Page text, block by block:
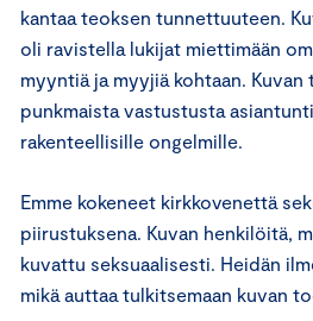
kantaa teoksen tunnettuuteen.
oli ravistella lukijat miettimään
myyntiä ja myyjiä kohtaan.
punkmaista vastustusta
rakenteellisille ongelmille.
Emme kokeneet kirkkovenettä
piirustuksena. Kuvan henkilöitä,
kuvattu seksuaalisesti. Heidän
mikä auttaa tulkitsemaan kuvan